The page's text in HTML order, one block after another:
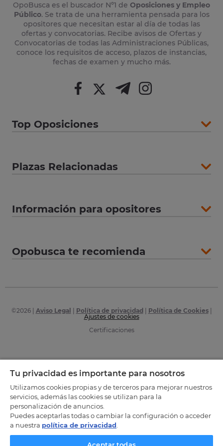
OpoBusca es el buscador Nº1 de Oposiciones y Empleo
Público. Se trata de una herramienta pensada para los
opositores que necesitan estar al día de todas las
ofertas y convocatorias. Recibe avisos de Ofertas y
Convocatorias de todas las Administraciones Públicas,
conoce los requisitos de acceso, plazos de instancias,
fechas de examen y mucho más.
Top Oposiciones
Plazas Relacionadas
Información para opositores
Opobusca te recomienda
©2026| Aviso Legal Política de privacidad Política de Cookies|
Ajustes de cookies
Certificaciones
Tu privacidad es importante para nosotros
Utilizamos cookies propias y de terceros para mejorar nuestros
servicios, además las cookies se utilizan para la
personalización de anuncios.
Puedes aceptarlas todas o cambiar la configuración o acceder
a nuestra política de privacidad